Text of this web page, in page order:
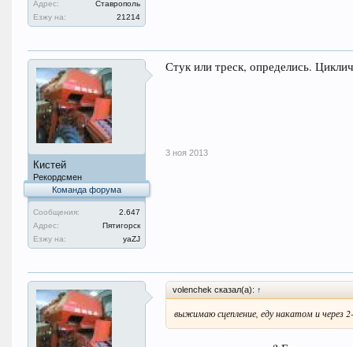
Адрес:
Ставрополь
Езжу на:
21214
Кистей
Рекордсмен
Команда форума
Сообщения:
2.647
Адрес:
Пятигорск
Езжу на:
уаZJ
Стук или треск, определись.
3 ноя 2013
volenchek сказал(а): ↑
выжимаю сцепление, еду накатом и через